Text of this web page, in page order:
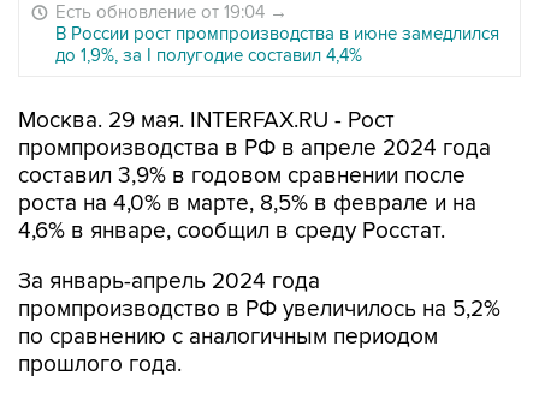
Есть обновление от 19:04 →
В России рост промпроизводства в июне замедлился
до 1,9%, за I полугодие составил 4,4%
Москва. 29 мая. INTERFAX.RU - Рост
промпроизводства в РФ в апреле 2024 года
составил 3,9% в годовом сравнении после
роста на 4,0% в марте, 8,5% в феврале и на
4,6% в январе, сообщил в среду Росстат.
За январь-апрель 2024 года
промпроизводство в РФ увеличилось на 5,2%
по сравнению с аналогичным периодом
прошлого года.